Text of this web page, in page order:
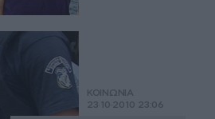
ΚΟΙΝΩΝΙΑ
23·10·2010 23:06